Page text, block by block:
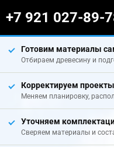
+7 921 027-89-
Готовим материалы
Отбираем древесину и
Корректируем проекты
Меняем планировку,
Уточняем
Сверяем материалы и